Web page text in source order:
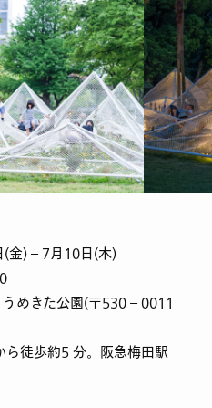
金) – 7月10日(木)
めきた公園(〒530 – 0011
ら徒歩約5 分。阪急梅田駅